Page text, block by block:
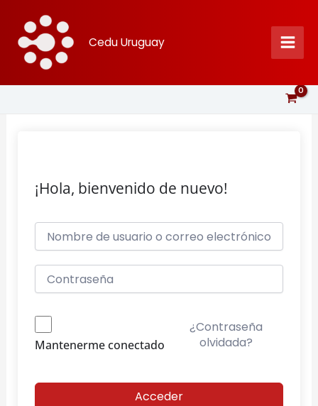
contenido
Cedu Uruguay
¡Hola, bienvenido de nuevo!
Mantenerme conectado
¿Contraseña
olvidada?
Acceder